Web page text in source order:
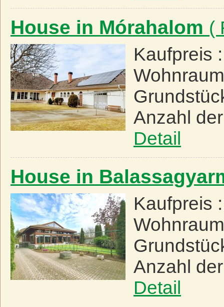
House in Mórahalom (
Kaufpreis
Anzahl
Detail
House in
Kaufpreis
Anzahl
Detail